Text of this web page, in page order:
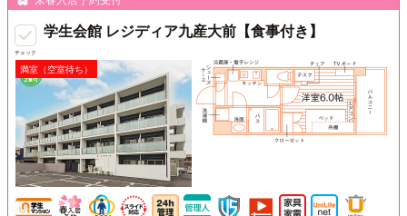
チェック
学生会館 レジディア九産大前【食事付き】
満室（空室待ち）